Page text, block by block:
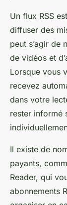
Un flux RSS
diffuser des
peut s’agir de
de vidéos et
Lorsque vous
recevez
dans votre
rester informé
Il existe de
payants,
Reader, qui
abonnements